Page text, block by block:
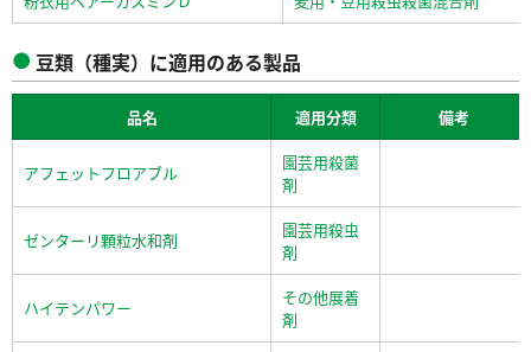
豆類（種実）に適用のある製品
品名 適用分類 備考
アフェットフロアブル
園芸用殺菌
剤
ゼンターリ顆粒水和剤
園芸用殺虫
剤
ハイテンパワー
その他展着
剤